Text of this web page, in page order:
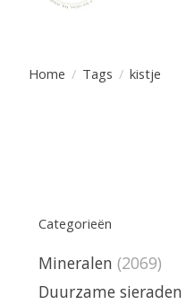
Home / Tags / kistje
Categorieën
Mineralen (2069)
Duurzame sieraden